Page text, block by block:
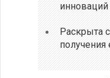
инноваций
Раскрыта
получения